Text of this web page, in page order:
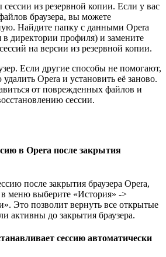
из резервной копии. Если у вас
браузера, вы можете
Найдите папку с данными Opera
в директории профиля) и замените
на версии из резервной копии.
Если другие способы не помогают,
Opera и установить её заново.
от поврежденных файлов и
сессии.
в Opera после закрытия
после закрытия браузера Opera,
меню выберите «История» ->
Это позволит вернуть все открытые
активны до закрытия браузера.
сессию автоматически